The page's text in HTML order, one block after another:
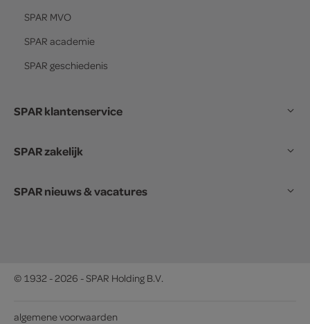
SPAR MVO
SPAR academie
SPAR geschiedenis
SPAR klantenservice
SPAR zakelijk
SPAR nieuws & vacatures
© 1932 - 2026 - SPAR Holding B.V.
algemene voorwaarden